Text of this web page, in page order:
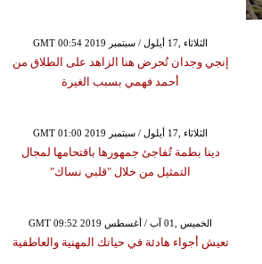
GMT 00:54 2019 الثلاثاء ,17 أيلول / سبتمبر
إنجي وجدان تُحرض هنا الزاهد على الطلاق من
أحمد فهمي بسبب الغيرة
GMT 01:00 2019 الثلاثاء ,17 أيلول / سبتمبر
دينا بطمة تُفاجئ جمهورها باقتحامها لمجال
التمثيل من خلال "قلبي نساك"
GMT 09:52 2019 الخميس ,01 آب / أغسطس
تعيش أجواء هادئة في حياتك المهنية والعاطفية